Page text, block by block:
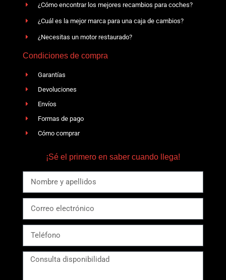
¿Cómo encontrar los mejores recambios para coches?
¿Cuál es la mejor marca para una caja de cambios?
¿Necesitas un motor restaurado?
Condiciones de compra
Garantías
Devoluciones
Envíos
Formas de pago
Cómo comprar
¡Sé el primero en saber cuando llega!